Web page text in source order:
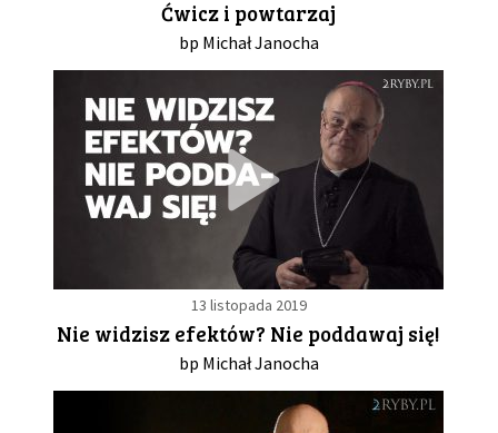
DRUŻYNA
WESPRZYJ NAS
PARTNERZY
NEWSLETTER
DLA MEDIÓW
Ćwicz i powtarzaj
bp Michał Janocha
13 listopada 2019
Nie widzisz efektów? Nie poddawaj się!
bp Michał Janocha